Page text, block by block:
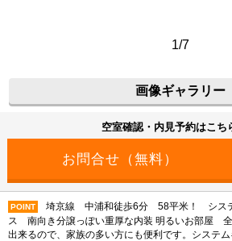
1/7
画像ギャラリー
空室確認・内見予約はこち
POINT
埼京線 中浦和徒歩6分 58平米！ シス
ス 南向き分譲っぽい重厚な内装 明るいお部屋
出来るので、家族の多い方にも便利です。シス